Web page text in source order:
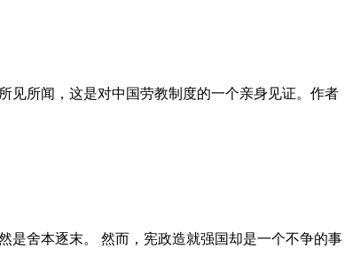
见所闻，这是对中国劳教制度的一个亲身见证。作者
是舍本逐末。 然而，宪政造就强国却是一个不争的事